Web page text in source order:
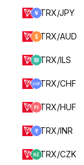
TRX/JPY
TRX/AUD
TRX/ILS
TRX/CHF
TRX/HUF
TRX/INR
TRX/CZK